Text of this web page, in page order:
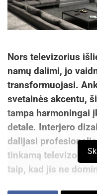
Nors televizorius
namų dalimi, jo
transformuojasi.
svetainės akcentu,
tampa harmoningai
detale. Interjero
dalijasi
tinkamą televizorių
taip, kad jis ne